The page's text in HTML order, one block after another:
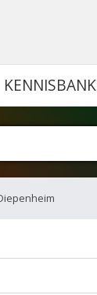
KENNISBANK